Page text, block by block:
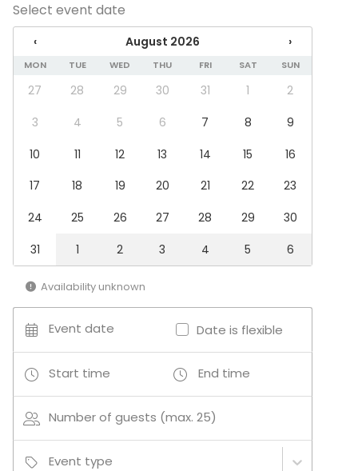
Dinner / Lunch
Meeting
Conference / Seminar
Fair / Exhibition
Performance / Show
Recreation
Cabin trip / Retreat
Christmas Party
Venue type
Villa / Mansion
Terrace / Courtyard
Additional information about services and facilities
Lisäpalvelut:
Ulkorakennus
Lakanat + Pyyhkeet
Select event date
‹ August 2026 ›
MON TUE WED THU FRI SAT SUN
27 28 29 30 31 1
2
3
4 5 6 7 8
9
10
11 12 13 14 15
16
17
18 19 20 21 22
23
24
25 26 27 28 29
30
31
1 2 3 4 5 6
Availability unknown
Event date Date is flexible
Start time End time
Number of guests (max. 25)
Event type